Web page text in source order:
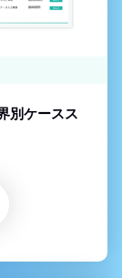
別ケースス